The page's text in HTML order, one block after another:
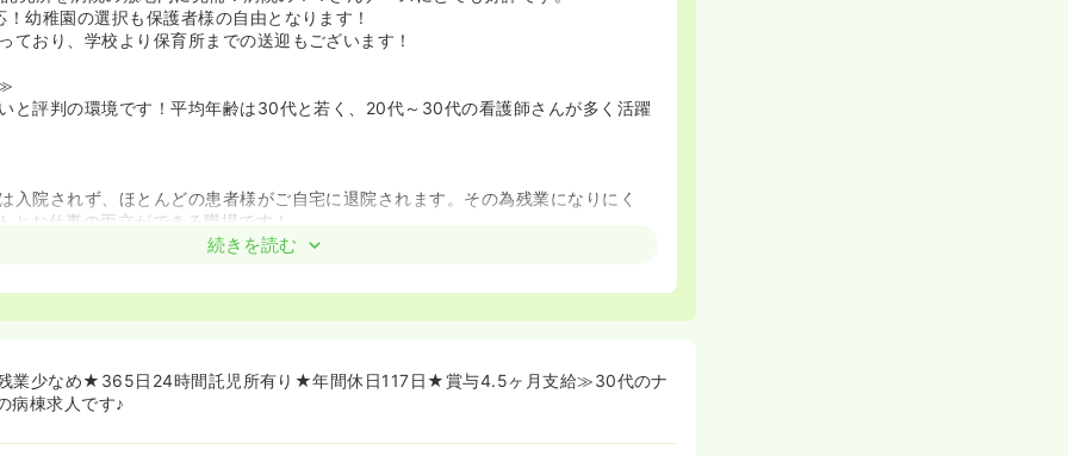
幼稚園の選択も保護者様の自由となります！
ており、学校より保育所までの送迎もございます！
と評判の環境です！平均年齢は30代と若く、20代～30代の看護師さんが多く活躍
入院されず、ほとんどの患者様がご自宅に退院されます。その為残業になりにく
とお仕事の両立ができる職場です！
もプリセプターがつきます！未経験の方やブランク明けの方も安心です！
なく、医師・セラピスト・ソーシャルワーカー・ケアワーカーなど多くのスタッフ
者様の在宅復帰に力を入れている職場です！
続きを読む
業少なめ★365日24時間託児所有り★年間休日117日★賞与4.5ヶ月支給≫30代のナ
病棟求人です♪